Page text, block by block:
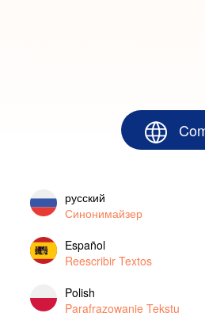
русский
Синонимайзер
Español
Reescribir Textos
Polish
Parafrazowanie Tekstu